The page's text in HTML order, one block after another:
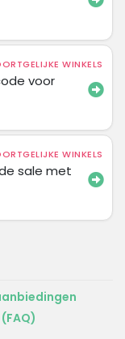
WINKELS
voor
WINKELS
sale met